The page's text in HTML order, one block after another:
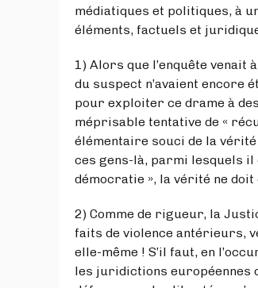
médiatiques et politiques, à
éléments, factuels et
1) Alors que l’enquête
du suspect n’avaient encore
pour exploiter ce drame à
méprisable tentative de «
élémentaire souci de la
ces gens-là, parmi lesquels il
démocratie », la vérité ne doit
2) Comme de rigueur, la
faits de violence antérieurs,
elle-même ! S’il faut, en
les juridictions européennes